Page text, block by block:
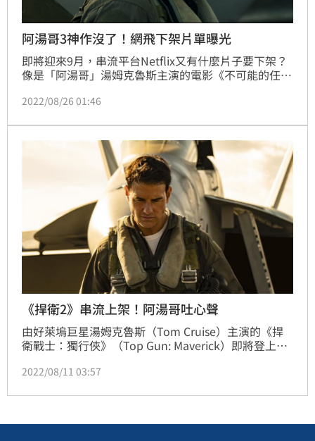
阿湯哥3神作沒了！網飛下架片單曝光
即將迎來9月，串流平台Netflix又有什麼片子要下架？
像是「阿湯哥」湯姆克魯斯主演的電影《不可能的任
主演的兩部蜘蛛人電影也將說掰掰。此外由武打巨星成
的朋友得快點鎖定了。
2022/08/26 01:46
《捍衛2》串流上架！阿湯哥吐心聲
由好萊塢巨星湯姆克魯斯（Tom Cruise）主演的《捍
衛戰士：獨行俠》（Top Gun: Maverick）即將登上串
接受外媒訪問謙虛地說「最棒的就是每個人都開心，這
2022/08/11 03:57